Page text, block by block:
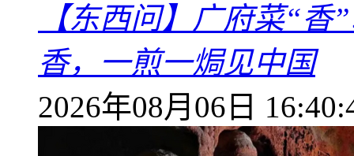
【东西问】广府菜“
香，一煎一焗见中国
2026年08月06日